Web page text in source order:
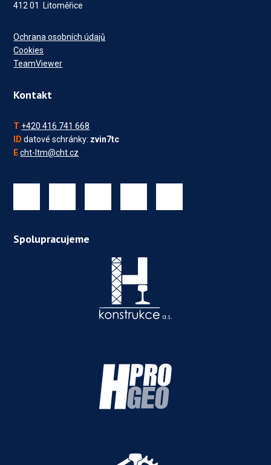
412 01 Litoměřice
Ochrana osobních údajů
Cookies
TeamViewer
Kontakt
T +420 416 741 668
ID datové schránky: zvin7tc
E cht-ltm@cht.cz
Spolupracujeme